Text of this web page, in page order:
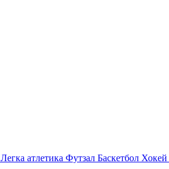
Легка атлетика Футзал Баскетбол Хокей